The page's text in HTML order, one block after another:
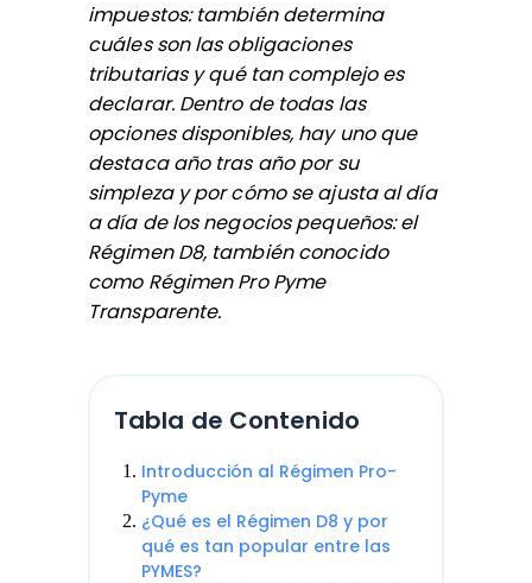
impuestos: también determina
cuáles son las obligaciones
tributarias y qué tan complejo es
declarar. Dentro de todas las
opciones disponibles, hay uno que
destaca año tras año por su
simpleza y por cómo se ajusta al día
a día de los negocios pequeños: el
Régimen D8, también conocido
como Régimen Pro Pyme
Transparente.
Tabla de Contenido
Introducción al Régimen Pro-
Pyme
¿Qué es el Régimen D8 y por
qué es tan popular entre las
PYMES?